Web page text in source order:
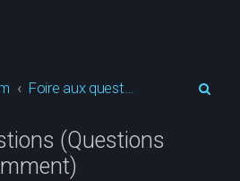
Foire aux questions (Questions posées fréquemment)
(Questions